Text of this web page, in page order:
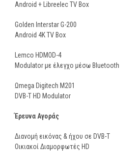
Android + Libreelec TV Box
Golden Interstar G-200
Android 4K TV Box
Lemco HDMOD-4
Modulator με έλεγχο μέσω Bluetooth
Ωmega Digitech M201
DVB-T HD Modulator
Έρευνα Αγοράς
Διανομή εικόνας & ήχου σε DVB-T
Οικιακοί Διαμορφωτές HD